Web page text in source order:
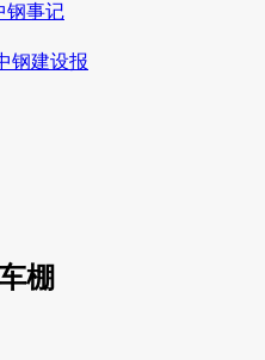
钢事记
钢建设报
棚